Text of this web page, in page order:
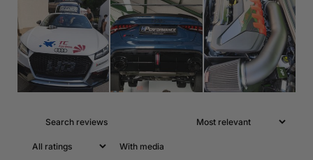
With media